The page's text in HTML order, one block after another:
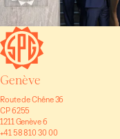
Genève
Route de Chêne 36
CP 6255
1211 Genève 6
+41 58 810 30 00